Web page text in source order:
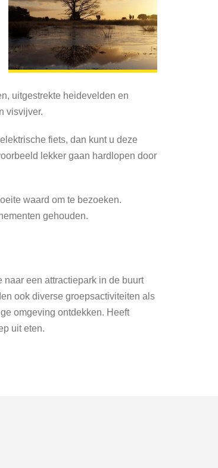
uitgestrekte heidevelden en
visvijver.
fiets, dan kunt u deze
lekker gaan hardlopen door
waard om te bezoeken.
gehouden.
een attractiepark in de buurt
ook diverse groepsactiviteiten als
omgeving ontdekken. Heeft
uit eten.